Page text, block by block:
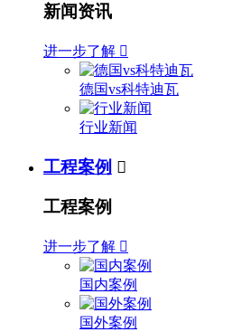
新闻资讯
进一步了解 
德国vs科特迪瓦
行业新闻
工程案例 
工程案例
进一步了解 
国内案例
国外案例